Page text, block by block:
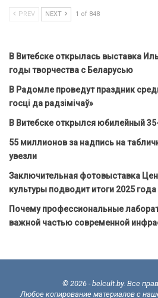
PREV NEXT 1 of 848
В Витебске открылась выставка
годы творчества с Беларусью
В Радомле проведут праздник
госці да радзімічаў»
В Витебске открылся юбилейный
55 миллионов за надпись на
увезли
Заключительная фотовыставка
культуры подводит итоги 2025 года
Почему профессиональные
важной частью современной
© 2026 - belcult.by. Все
Любое копирование материалов с